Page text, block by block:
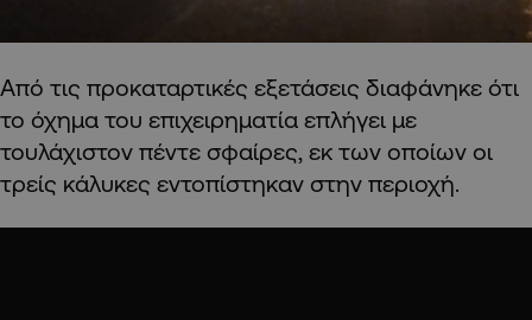
Aπό τις προκαταρτικές εξετάσεις διαφάνηκε ότι
το όχημα του επιχειρηματία επλήγει με
τουλάχιστον πέντε σφαίρες, εκ των οποίων οι
τρείς κάλυκες εντοπίστηκαν στην περιοχή.